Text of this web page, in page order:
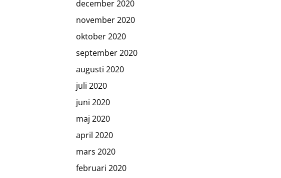
december 2020
november 2020
oktober 2020
september 2020
augusti 2020
juli 2020
juni 2020
maj 2020
april 2020
mars 2020
februari 2020